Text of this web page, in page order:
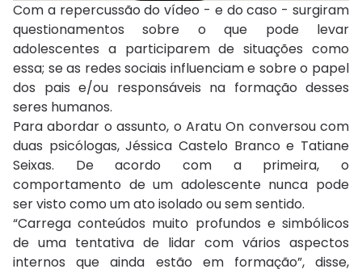
Com a repercussão do vídeo - e do caso - surgiram
questionamentos sobre o que pode levar
adolescentes a participarem de situações como
essa; se as redes sociais influenciam e sobre o papel
dos pais e/ou responsáveis na formação desses
seres humanos.
Para abordar o assunto, o Aratu On conversou com
duas psicólogas, Jéssica Castelo Branco e Tatiane
Seixas. De acordo com a primeira, o
comportamento de um adolescente nunca pode
ser visto como um ato isolado ou sem sentido.
“Carrega conteúdos muito profundos e simbólicos
de uma tentativa de lidar com vários aspectos
internos que ainda estão em formação”, disse,